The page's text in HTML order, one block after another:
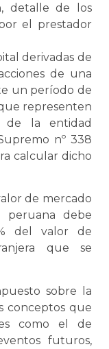
detalle de los
el prestador
derivadas de
de una
un período de
representen
de la entidad
nº 338
calcular dicho
de mercado
peruana debe
del valor de
que se
sobre la
conceptos que
como el de
futuros,